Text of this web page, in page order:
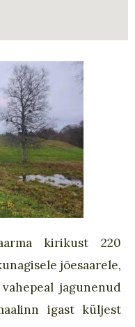
kirikust 220
jõesaarele,
jagunenud
igast küljest